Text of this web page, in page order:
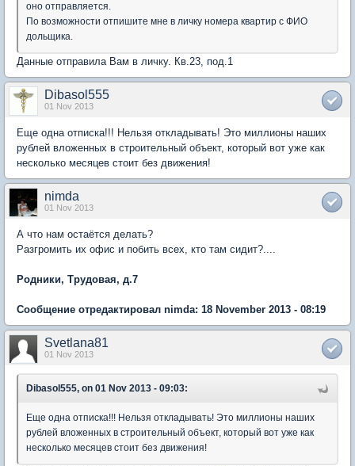
оно отправляется.
По возможности отпишите мне в личку номера квартир с ФИО
дольщика.
Данные отправила Вам в личку. Кв.23, под.1
Dibasol555
01 Nov 2013
Еще одна отписка!!! Нельзя откладывать! Это миллионы наших
рублей вложенных в строительный объект, который вот уже как
несколько месяцев стоит без движения!
nimda
01 Nov 2013
А что нам остаётся делать?
Разгромить их офис и побить всех, кто там сидит?....
Родники, Трудовая, д.7
Сообщение отредактировал nimda: 18 November 2013 - 08:19
Svetlana81
01 Nov 2013
Dibasol555, on 01 Nov 2013 - 09:03:
Еще одна отписка!!! Нельзя откладывать! Это миллионы наших
рублей вложенных в строительный объект, который вот уже как
несколько месяцев стоит без движения!